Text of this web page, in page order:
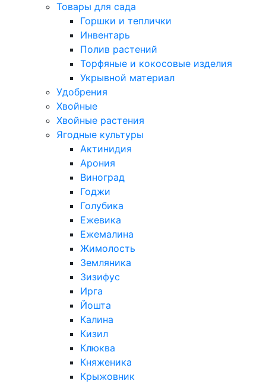
Товары для сада
Горшки и теплички
Инвентарь
Полив растений
Торфяные и кокосовые изделия
Укрывной материал
Удобрения
Хвойные
Хвойные растения
Ягодные культуры
Актинидия
Арония
Виноград
Годжи
Голубика
Ежевика
Ежемалина
Жимолость
Земляника
Зизифус
Ирга
Йошта
Калина
Кизил
Клюква
Княженика
Крыжовник